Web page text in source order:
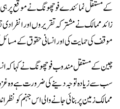
زائد ممالک نے مشترکہ تقریروں اور
موقف کی حمایت کی اور انسانی حقوق کے مسائل
چین کے مستقل مندوب فو چھونگ نے کہا کہ
سب سے زیادہ توجہ دینے کی ضرورت ہے وہ غزہ
ممالک زمین پر بنائی جانے والی اس جہنم کو